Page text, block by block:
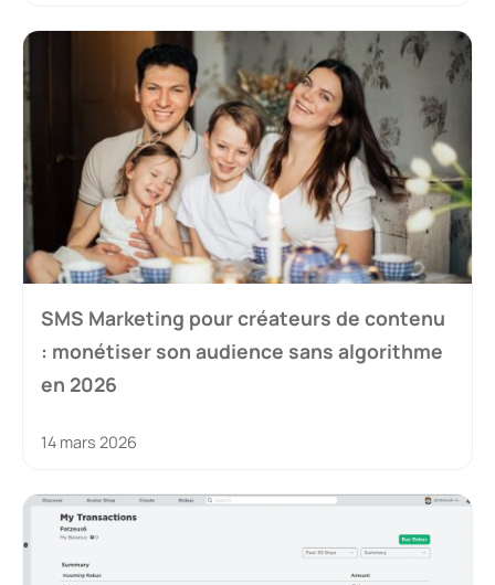
SMS Marketing pour créateurs de contenu
: monétiser son audience sans algorithme
en 2026
14 mars 2026